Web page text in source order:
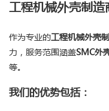
工程机械外壳制
作为专业的工程机械外壳
力，服务范围涵盖SMC外
等。
我们的优势包括：